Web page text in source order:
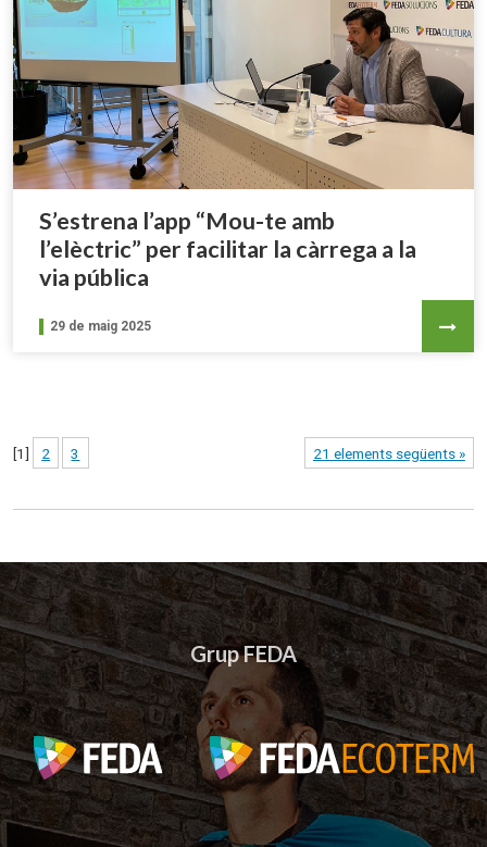
S’estrena l’app “Mou-te amb
l’elèctric” per facilitar la càrrega a la
via pública
29 de maig 2025
21 elements següents »
[1] 2 3
Grup FEDA